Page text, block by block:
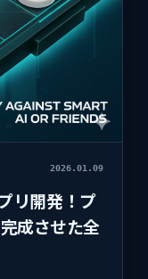
2026.01.09
リ開発！プ
成させた全